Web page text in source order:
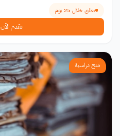
تغلق خلال 25 يوم
تقدم الآن
منح دراسية